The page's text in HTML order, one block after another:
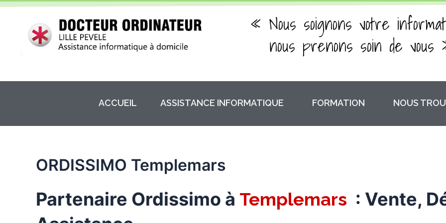
Aller
contenu
« Nous soignons votre
nous prenons soin de vous
ACCUEIL ASSISTANCE INFORMATIQUE FORMATION NOUS
ORDISSIMO Templemars
Partenaire Ordissimo à Templemars : Vente,